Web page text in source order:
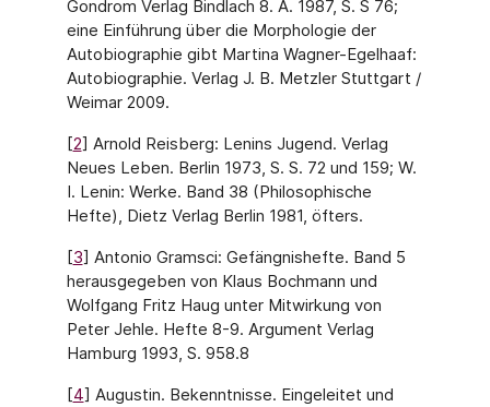
Gondrom Verlag Bindlach 8. A. 1987, S. S 76;
eine Einführung über die Morphologie der
Autobiographie gibt Martina Wagner-Egelhaaf:
Autobiographie. Verlag J. B. Metzler Stuttgart /
Weimar 2009.
[2] Arnold Reisberg: Lenins Jugend. Verlag
Neues Leben. Berlin 1973, S. S. 72 und 159; W.
I. Lenin: Werke. Band 38 (Philosophische
Hefte), Dietz Verlag Berlin 1981, öfters.
[3] Antonio Gramsci: Gefängnishefte. Band 5
herausgegeben von Klaus Bochmann und
Wolfgang Fritz Haug unter Mitwirkung von
Peter Jehle. Hefte 8-9. Argument Verlag
Hamburg 1993, S. 958.8
[4] Augustin. Bekenntnisse. Eingeleitet und